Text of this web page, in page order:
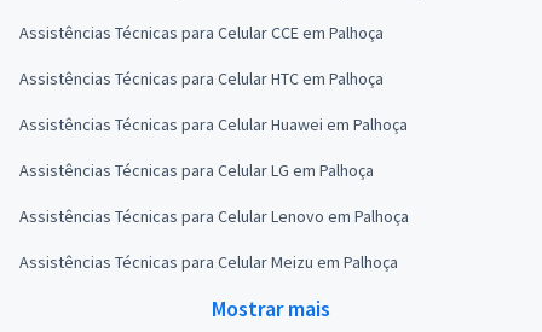
Assistências Técnicas para Celular CCE em Palhoça
Assistências Técnicas para Celular HTC em Palhoça
Assistências Técnicas para Celular Huawei em Palhoça
Assistências Técnicas para Celular LG em Palhoça
Assistências Técnicas para Celular Lenovo em Palhoça
Assistências Técnicas para Celular Meizu em Palhoça
Mostrar mais